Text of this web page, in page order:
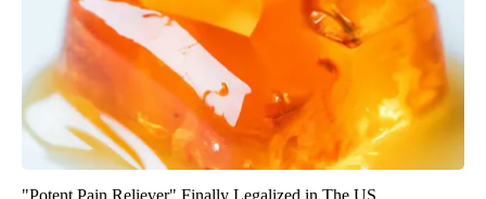
"Potent Pain Reliever" Finally Legalized in The US